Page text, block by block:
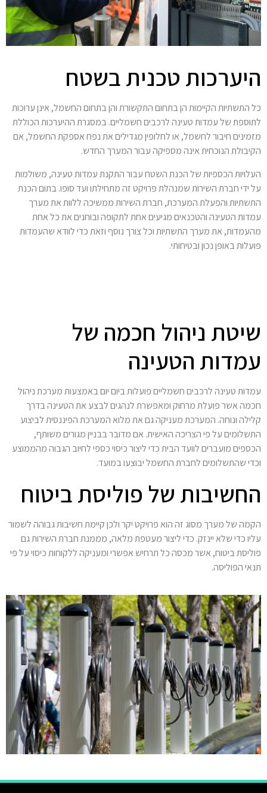
היערכות טכנית בשטח
כל התשתיות הקיימות הן בתחום התקשורת והן בתחום החשמל, אינן ערוכות
לתוספת של עמדות טעינה לרכבים חשמליים. במסגרת ההיערכות הכוללת
מזמינים חיבור לחשמל, או לחלופין מגדילים את נפח אספקת החשמל, אם
הקיבולת הנוכחית אינה מספיקה עבור המערך החדש.
העלויות הכספיות של הכנת השטח עבור התקנת עמדות טעינה, משולמות
על ידי חברת השירות שמנהלת פרויקט זה מתחילתו ועד סופו. בתום הכנת
התשתיות והפעלת המערכת, חברת השירות ממשיכה ללוות את מערך
עמדות הטעינה והטכנאים מגיעים אחת לתקופה ובוחנים את כל אחת
מהעמדות, את מערך התשתיות וכל צורך נוסף וזאת כדי לוודא שהעמדות
פועלות באופן נכון ובטיחותי.
שיטת ניהול חכמה של
עמדות הטעינה
עמדות טעינה לרכבים חשמליים פועלות ביום יום באמצעות מערכת ניהול
חכמה אשר פועלת מרחוק ומאפשרת לנהגים לבצע את הטעינה בדרך
קלילה ונוחה. המערכת מעניקה גם את מלוא המערכת הפיננסית לביצוע
התשלומים על פי הצריכה האישית. אם מדובר בבניין מגורים משותף,
הכספים מועברים לוועד הבית כדי ליצור כיסוי כספי לחיוב הגבוה מהממוצע
וכדי שהתשלומים לחברת החשמל יבוצעו במועד.
החשיבות של פוליסת ביטוח
הקמה של מערך מסוג זה הוא פרויקט יקר ולכן קיימת חשיבות גבוהה לשמור
עליו כדי שלא יינזק. כדי ליצור מעטפת מלאה, מממנת חברת השירות גם
פוליסת ביטוח, אשר מכסה כל תרחיש אפשרי ומעניקה ללקוחות כיסוי על פי
תנאי הפוליסה.